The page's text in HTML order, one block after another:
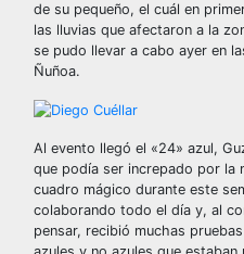
de su pequeño, el cuál en
las lluvias que afectaron a la
se pudo llevar a cabo ayer en
Ñuñoa.
Al evento llegó el «24» azul,
que podía ser increpado por la
cuadro mágico durante este
colaborando todo el día y, al
pensar, recibió muchas